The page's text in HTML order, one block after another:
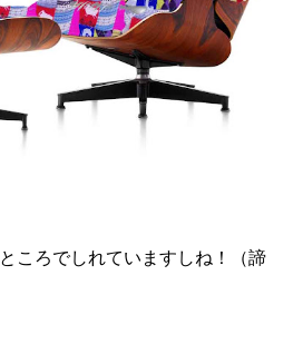
ころでしれていますしね！（諦